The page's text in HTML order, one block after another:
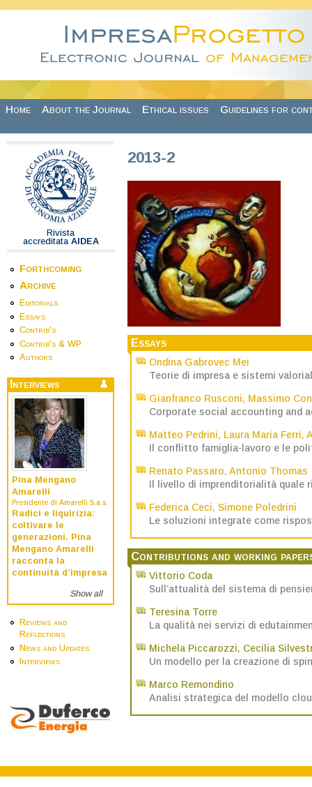
Home About the Journal Ethical issues Guidelines for
Rivista
accreditata AIDEA
Forthcoming
Archive
Editorials
Essays
Contrib's
Contrib's & WP
Authors
Interviews
Pina Mengano
Amarelli
Presidente di Amarelli S.a.s.
Radici e liquirizia:
coltivare le
generazioni. Pina
Mengano Amarelli
racconta la
continuità d’impresa
Show all
Reviews and
Reflections
News and Updates
Interviews
2013-2
Essays
Ondina Gabrovec Mei
Teorie di impresa e sistemi
Gianfranco Rusconi, Massimo
Corporate social accounting and
Matteo Pedrini, Laura Maria Ferri,
Il conflitto famiglia-lavoro e le
Renato Passaro, Antonio Thomas
Il livello di imprenditorialità quale
Federica Ceci, Simone Poledrini
Le soluzioni integrate come
Contributions and working
Vittorio Coda
Sull’attualità del sistema di
Teresina Torre
La qualità nei servizi di
Michela Piccarozzi, Cecilia
Un modello per la creazione di
Marco Remondino
Analisi strategica del modello